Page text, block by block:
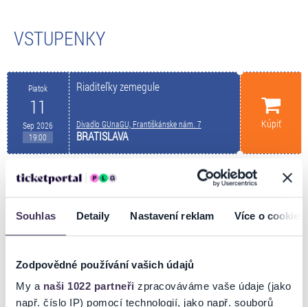
Souhlas Detaily Nastavení reklam Více o cookies
Zodpovědné používání vašich údajů
My a naši 1022 partneři zpracováváme vaše údaje (jako
např. číslo IP) pomocí technologií, jako např. souborů
VSTUPENKY
Piatok
11
Sep 2026
19:00
Riaditeľky zemegule
Divadlo GUnaGU, Františkánske nám. 7
BRATISLAVA
Kúpiť
POPIS PODUJATIA
Komédia.